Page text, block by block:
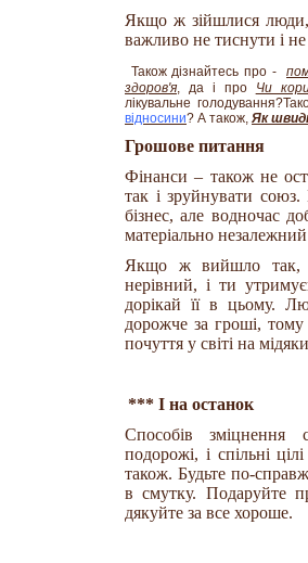
Якщо ж зійшлися люди,
важливо не тиснути і
Також дізнайтесь про -
здоров'я, да і про Чи
лікувальне
відносини? А також, Як
Грошове питання
Фінанси – також не
так і зруйнувати
бізнес, але водночас
матеріально
Якщо ж вийшло так,
нерівний, і ти
дорікай її в цьому.
дорожче за гроші,
почуття у світі на
*** І на останок
Способів зміцнення
подорожі, і спільні
також. Будьте по-
в смутку. Подаруйте
дякуйте за все хороше.